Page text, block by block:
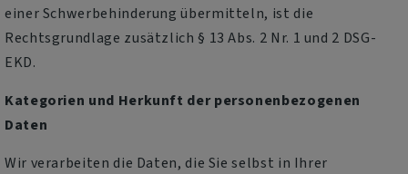
einer Schwerbehinderung übermitteln, ist die
Rechtsgrundlage zusätzlich § 13 Abs. 2 Nr. 1 und 2 DSG-
EKD.
Kategorien und Herkunft der personenbezogenen
Daten
Wir verarbeiten die Daten, die Sie selbst in Ihrer